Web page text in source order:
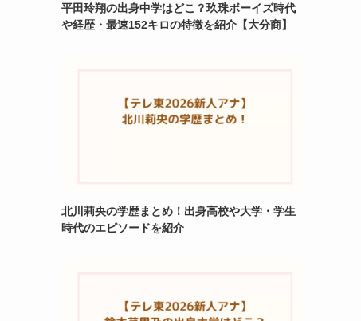
平田玲翔の出身中学はどこ？玖珠ボーイズ時代
や経歴・最速152キロの特徴を紹介【大分商】
北川莉央の学歴まとめ！出身高校や大学・学生
時代のエピソードを紹介